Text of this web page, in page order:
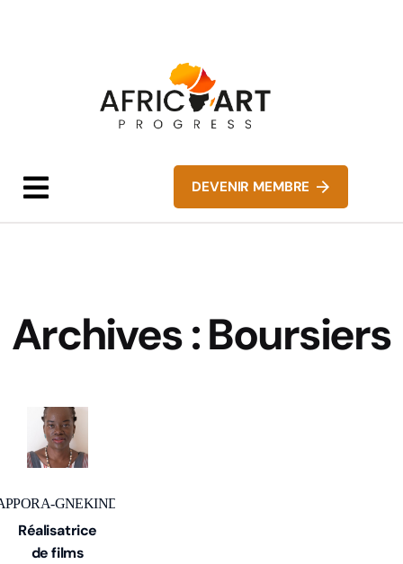
DEVENIR MEMBRE
Archives :Boursiers
GNEKINDY
Réalisatrice
de films